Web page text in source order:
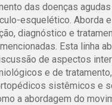
das doenças
esquelético. Aborda
diagnóstico e
Esta linha
de aspectos
e de
sistêmicos e
a abordagem do